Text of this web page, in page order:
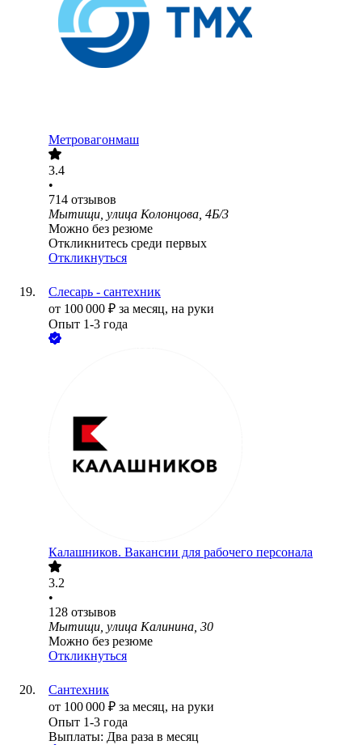
Метровагонмаш
3.4
•
714 отзывов
Мытищи, улица Колонцова, 4Б/3
Можно без резюме
Откликнитесь среди первых
Откликнуться
Слесарь - сантехник
от 100 000 ₽ за месяц, на руки
Опыт 1-3 года
Калашников. Вакансии для рабочего персонала
3.2
•
128 отзывов
Мытищи, улица Калинина, 30
Можно без резюме
Откликнуться
Сантехник
от 100 000 ₽ за месяц, на руки
Опыт 1-3 года
Выплаты: Два раза в месяц